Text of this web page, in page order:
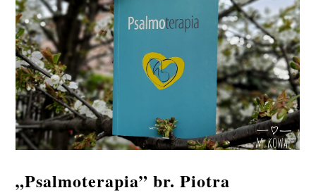
„Psalmoterapia” br. Piotra